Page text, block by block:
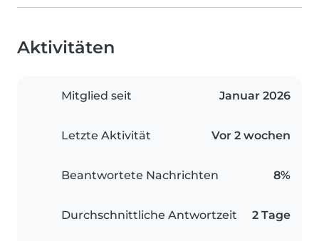
Aktivitäten
Mitglied seit Januar 2026
Letzte Aktivität Vor 2 wochen
Beantwortete Nachrichten 8%
Durchschnittliche Antwortzeit 2 Tage